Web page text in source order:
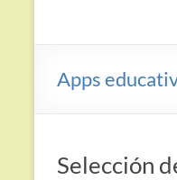
Apps
Selección